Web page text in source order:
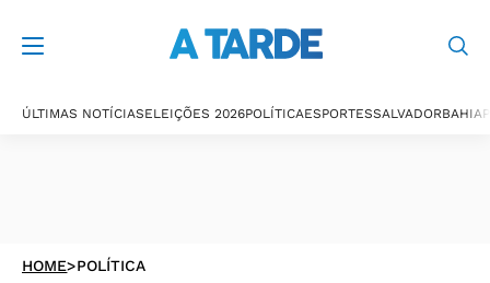
ÚLTIMAS NOTÍCIASELEIÇÕES 2026POLÍTICAESPORTESSALVADORBAHIA
HOME>POLÍTICA